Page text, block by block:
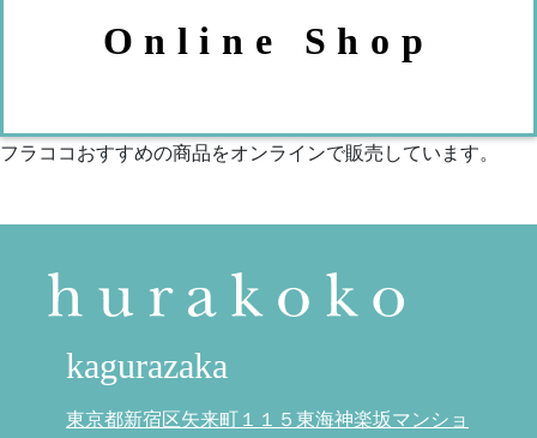
Online Shop
フラココおすすめの商品をオンラインで販売しています。
kagurazaka
東京都新宿区矢来町１１５東海神楽坂マンショ